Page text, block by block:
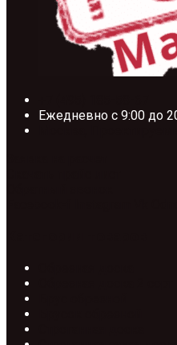
Ежедневно с 9:00 до
Москва,